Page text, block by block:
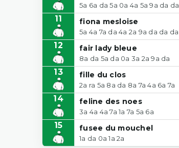
5a 6a da 5a 0a 4a 5a 9a da da
11 fiona mesloise
5a 4a 7a da 4a 2a 9a da da da
12 fair lady bleue
8a da 5a da 0a 3a 2a 9a da
13 fille du clos
2a ra 5a 8a da 8a 7a 4a 6a 7a
14 feline des noes
3a 4a 4a 7a 1a 7a 5a 6a
15 fusee du mouchel
1a da 0a 1a 2a